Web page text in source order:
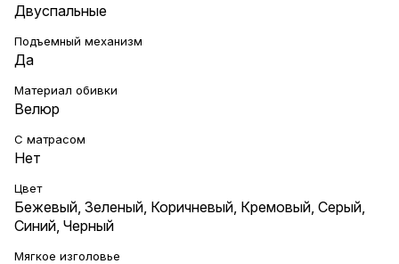
Двуспальные
Подъемный механизм
Да
Материал обивки
Велюр
С матрасом
Нет
Цвет
Бежевый Зеленый Коричневый Кремовый Серый
Синий Черный
Мягкое изголовье